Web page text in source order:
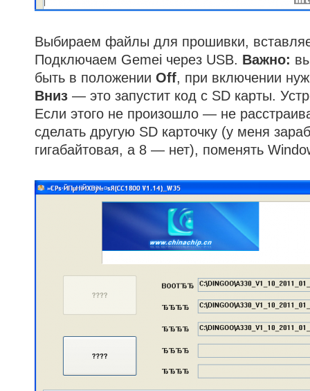
Выбираем файлы для прошивки,
Подключаем Gemei через USB. Важно:
быть в положении Off, при включении
Вниз — это запустит код с SD карты.
Если этого не произошло — не
сделать другую SD карточку (у меня
гигабайтовая, а 8 — нет), поменять